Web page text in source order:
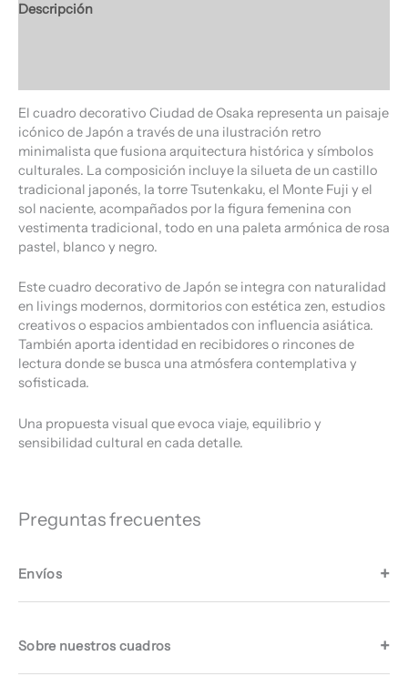
Descripción
El cuadro decorativo Ciudad de Osaka representa un paisaje
icónico de Japón a través de una ilustración retro
minimalista que fusiona arquitectura histórica y símbolos
culturales. La composición incluye la silueta de un castillo
tradicional japonés, la torre Tsutenkaku, el Monte Fuji y el
sol naciente, acompañados por la figura femenina con
vestimenta tradicional, todo en una paleta armónica de rosa
pastel, blanco y negro.
Este cuadro decorativo de Japón se integra con naturalidad
en livings modernos, dormitorios con estética zen, estudios
creativos o espacios ambientados con influencia asiática.
También aporta identidad en recibidores o rincones de
lectura donde se busca una atmósfera contemplativa y
sofisticada.
Una propuesta visual que evoca viaje, equilibrio y
sensibilidad cultural en cada detalle.
Preguntas frecuentes
Envíos
Sobre nuestros cuadros